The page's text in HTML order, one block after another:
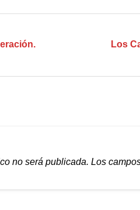
Los
no será publicada. Los